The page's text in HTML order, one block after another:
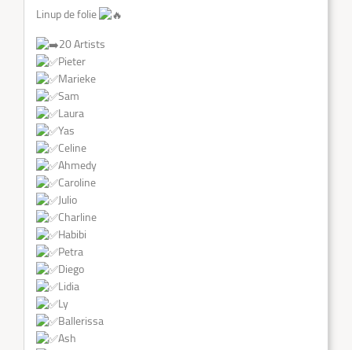
LOGIN
Linup de folie
20 Artists
Pieter
Marieke
Sam
Laura
Yas
Celine
Ahmedy
Caroline
Julio
Charline
Habibi
Petra
Diego
Lidia
Ly
Ballerissa
Ash